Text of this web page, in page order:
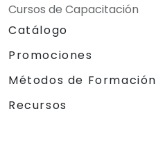
Cursos de Capacitación
Catálogo
Promociones
Métodos de Formación
Recursos